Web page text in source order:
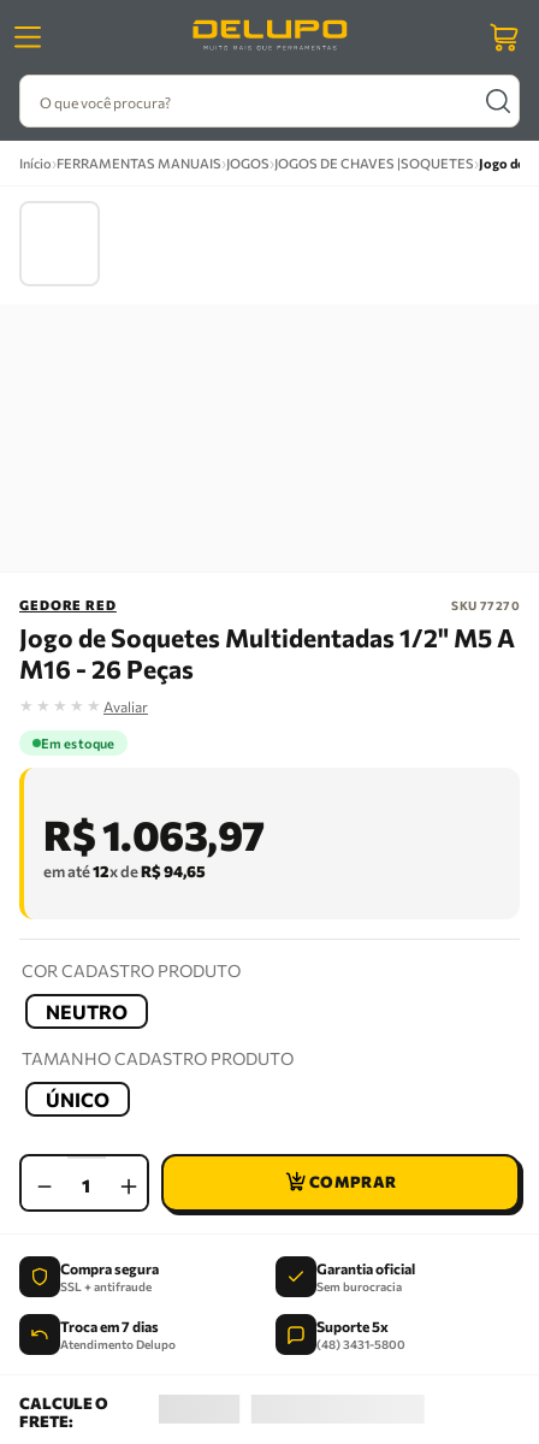
O que você procura?
Início›FERRAMENTAS MANUAIS›JOGOS›JOGOS DE CHAVES |SOQUETES›Jogo de
GEDORE RED SKU 77270
Jogo de Soquetes Multidentadas 1/2" M5 A
M16 - 26 Peças
★ ★ ★ ★ ★ Avaliar
Em estoque
R$1.063,97
em até12x deR$94,65
COR CADASTRO PRODUTO
NEUTRO
TAMANHO CADASTRO PRODUTO
ÚNICO
＋
－
Compra segura
SSL + antifraude
Garantia oficial
Sem burocracia
Troca em 7 dias
Atendimento Delupo
Suporte 5x
(48) 3431-5800